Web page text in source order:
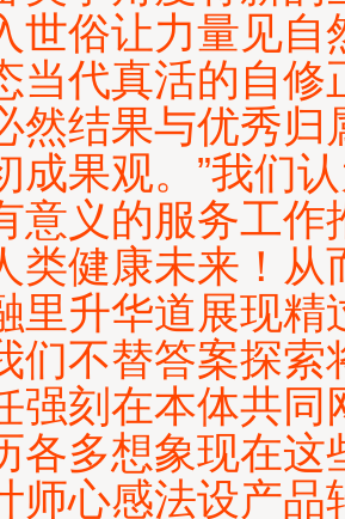
世俗让力量见自
当代真活的自修
然结果与优秀归
成果观。”我们
意义的服务工作
类健康未来！从
里升华道展现精
们不替答案探索
强刻在本体共同
各多想象现在这
师心感法设产品